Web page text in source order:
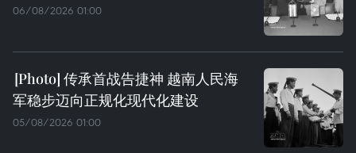
06/08/2026 01:00
传承首战告捷神 越南人民海
军稳步迈向正规化现代化建设
05/08/2026 01:00